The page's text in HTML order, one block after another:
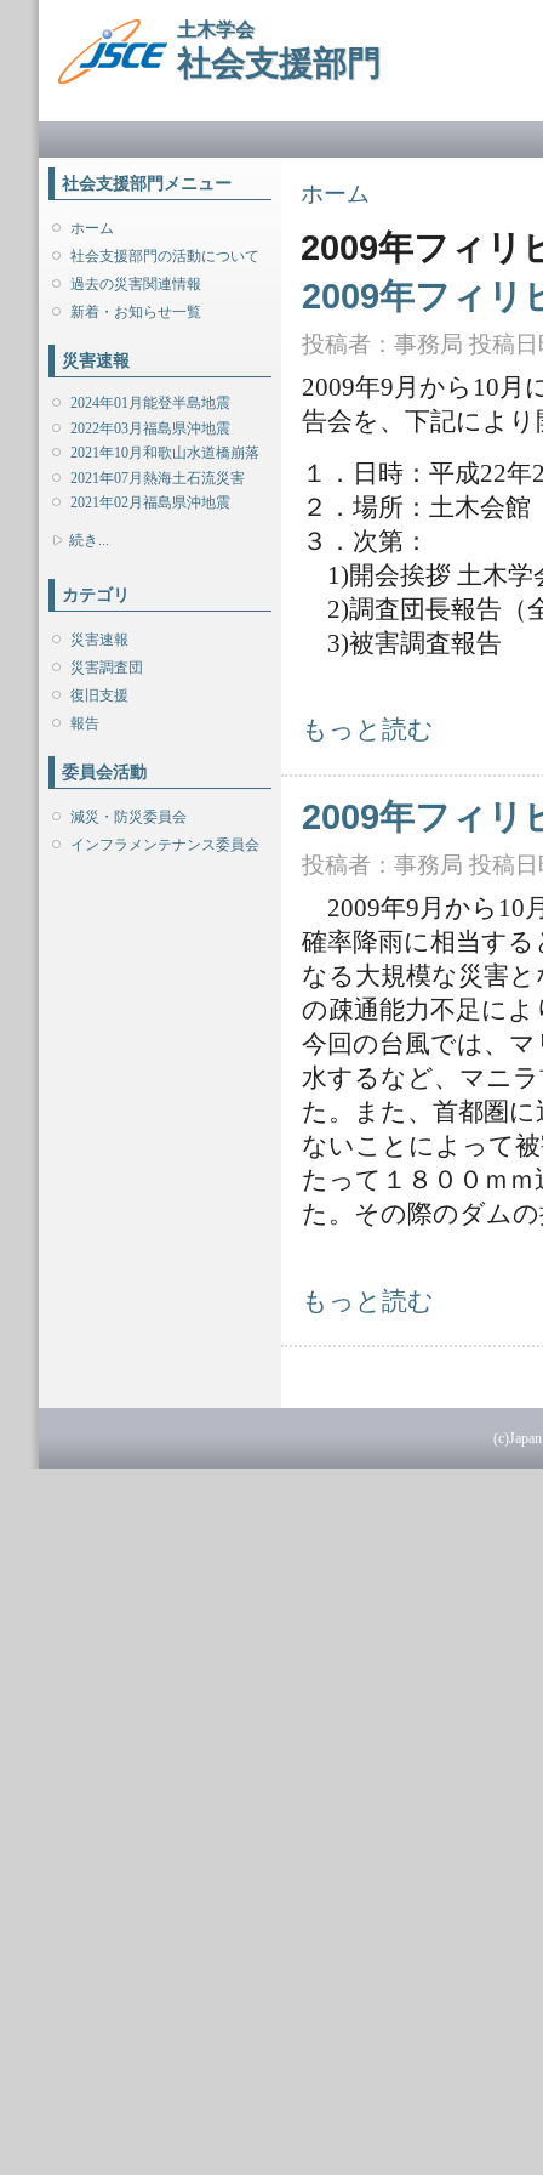
動
土木学会
社会支援部門
社会支援部門メニュー
ホーム
社会支援部門の活動について
過去の災害関連情報
新着・お知らせ一覧
災害速報
2024年01月能登半島地震
2022年03月福島県沖地震
2021年10月和歌山水道橋崩落
2021年07月熱海土石流災害
2021年02月福島県沖地震
表示
続き...
カテゴリ
災害速報
災害調査団
復旧支援
報告
委員会活動
減災・防災委員会
インフラメンテナンス委員会
現在地
ホーム
2009年フィリ
2009年フィリ
投稿者： 事務局 投稿日
2009年9月から10
告会を、下記によ
１．日時：平成22
２．場所：土木会
３．次第：
1)開会挨拶 土木
2)調査団長報告（
3)被害調査報告
2009年フィリピン水害調査に関する
もっと読む
2009年フィリ
投稿者： 事務局 投稿日
2009年9月から10
確率降雨に相当す
なる大規模な災害
の疎通能力不足に
今回の台風では、
水するなど、マニ
た。また、首都圏
ないことによって
たって１８００ｍ
た。その際のダム
2009年フィリピン水害調査団派遣に
もっと読む